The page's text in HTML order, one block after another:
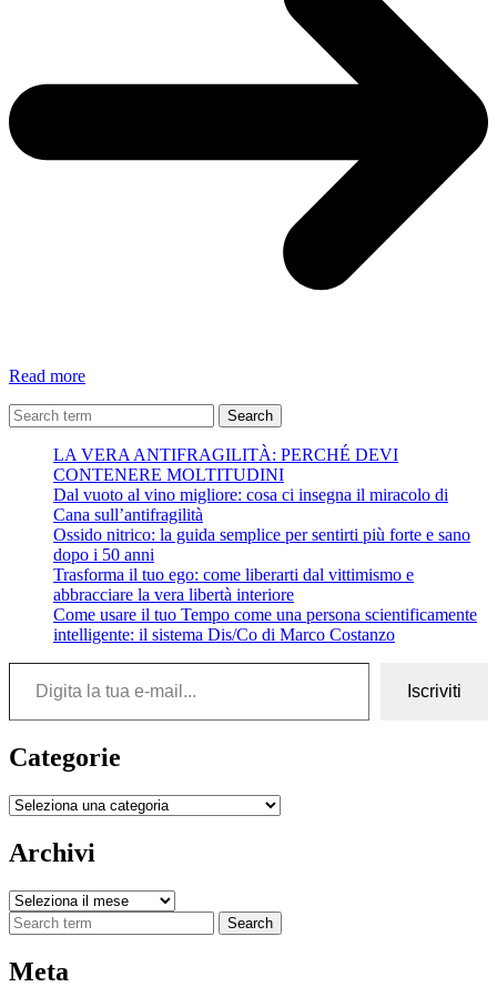
Read moreSergio
Simone,
bimbo
napoletano
torturato
dai
medici
nazisti
per
esperimenti
e
poi
Search
LA VERA ANTIFRAGILITÀ: PERCHÉ DEVI
CONTENERE MOLTITUDINI
Dal vuoto al vino migliore: cosa ci insegna il miracolo di
Cana sull’antifragilità
Ossido nitrico: la guida semplice per sentirti più forte e sano
dopo i 50 anni
Trasforma il tuo ego: come liberarti dal vittimismo e
abbracciare la vera libertà interiore
Come usare il tuo Tempo come una persona scientificamente
intelligente: il sistema Dis/Co di Marco Costanzo
Digita la tua e-mail...
Iscriviti
Categorie
Categorie
Archivi
Archivi
Search
Meta